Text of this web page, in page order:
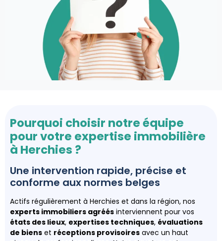
Pourquoi choisir notre équipe
pour votre expertise immobilière
à Herchies ?
Une intervention rapide, précise et
conforme aux normes belges
Actifs régulièrement à Herchies et dans la région, nos
experts immobiliers agréés interviennent pour vos
états des lieux, expertises techniques, évaluations
de biens et réceptions provisoires avec un haut